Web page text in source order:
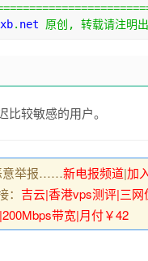
. net 原创, 转载请注明
较敏感的用户。
意举报……新电报频道|加
吉云|香港vps测评|三
带宽|月付￥42